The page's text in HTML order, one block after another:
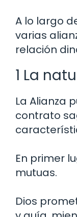
A lo largo
varias
relación
1 La
La Alianza
contrato
En primer
mutuas.
Dios